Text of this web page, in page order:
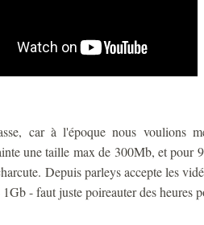
car à l'époque nous voulions
une taille max de 300Mb, et pour
Depuis parleys accepte les
- faut juste poireauter des heures